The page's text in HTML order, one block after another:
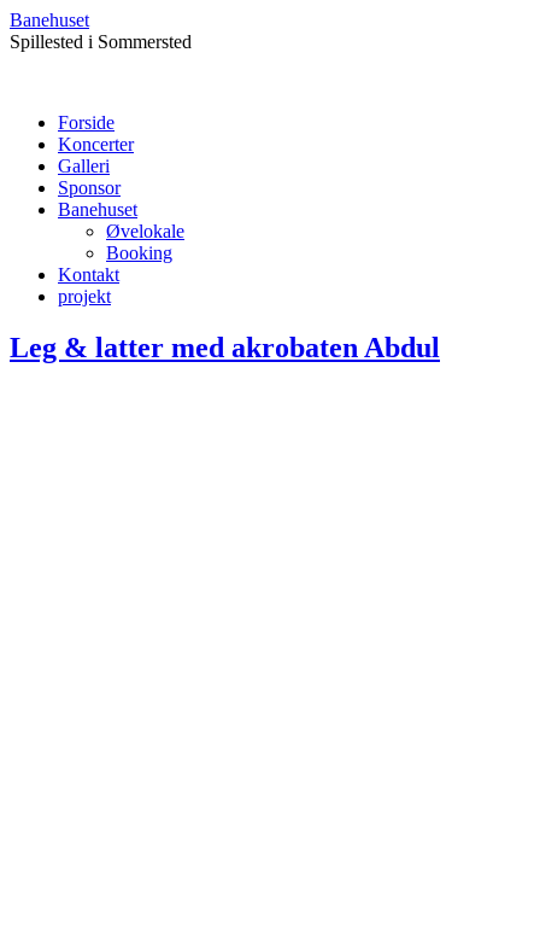
Banehuset
Spillested i Sommersted
Forside
Koncerter
Galleri
Sponsor
Banehuset
Øvelokale
Booking
Kontakt
projekt
Leg & latter med akrobaten Abdul